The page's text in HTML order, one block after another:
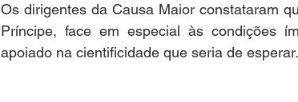
Os dirigentes da Causa Maior constataram
Príncipe, face em especial às condições
apoiado na cientificidade que seria de esperar.